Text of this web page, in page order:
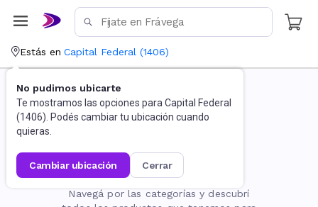
Estás en Capital Federal (1406)
No pudimos ubicarte
Te mostramos las opciones para Capital Federal
(1406). Podés cambiar tu ubicación cuando
quieras.
cambiar ubicación cerrar
La página no existe
Navegá por las categorías y descubrí